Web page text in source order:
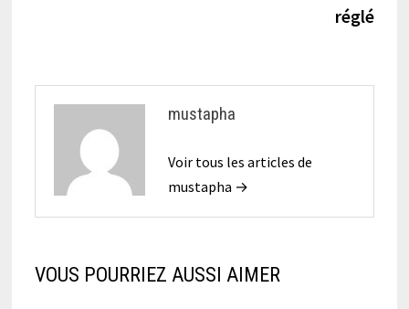
réglé
mustapha
Voir tous les articles de
mustapha →
VOUS POURRIEZ AUSSI AIMER